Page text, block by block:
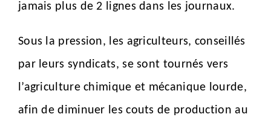
jamais plus de 2 lignes dans les journaux.
Sous la pression, les agriculteurs, conseillés
par leurs syndicats, se sont tournés vers
l’agriculture chimique et mécanique lourde,
afin de diminuer les couts de production au